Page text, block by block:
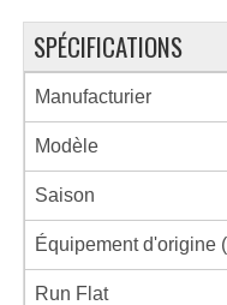
SPÉCIFICATIONS
Manufacturier
Modèle
Saison
Équipement d'origine
Run Flat